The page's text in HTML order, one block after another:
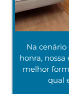
Na cenário
honra,
melhor
qual